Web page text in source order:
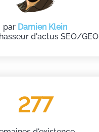
par Damien Klein
d'actus SEO/GEO
277